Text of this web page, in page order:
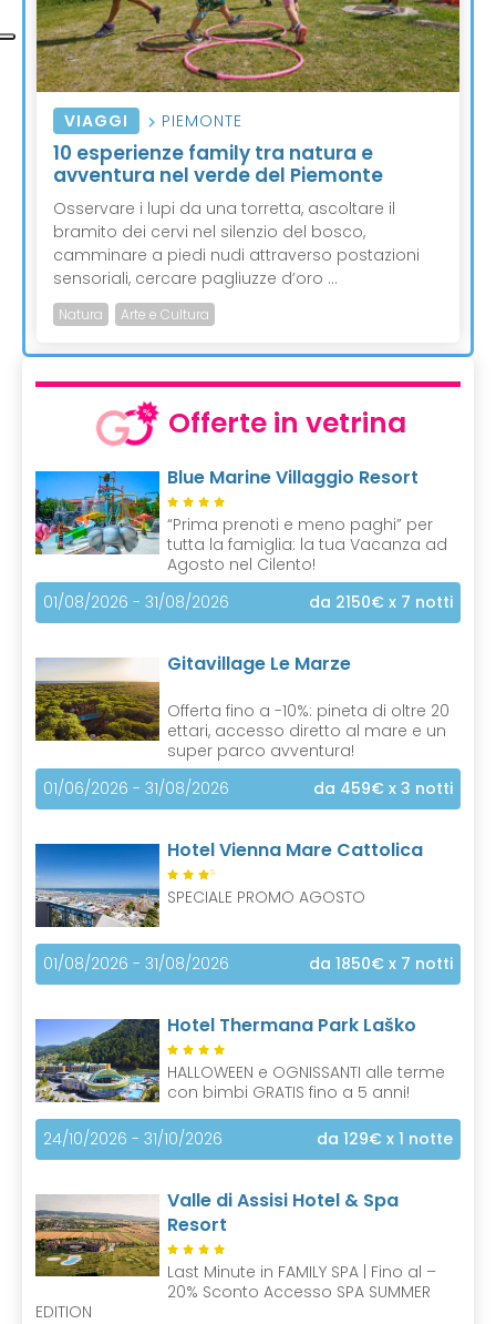
VIAGGI PIEMONTE
10 esperienze family tra natura e
avventura nel verde del Piemonte
Osservare i lupi da una torretta, ascoltare il
bramito dei cervi nel silenzio del bosco,
camminare a piedi nudi attraverso postazioni
sensoriali, cercare pagliuzze d’oro ...
Natura Arte e Cultura
Offerte in vetrina
Blue Marine Villaggio Resort
“Prima prenoti e meno paghi” per
tutta la famiglia: la tua Vacanza ad
Agosto nel Cilento!
01/08/2026 - 31/08/2026
da 2150€ x 7 notti
Gitavillage Le Marze
Offerta fino a -10%: pineta di oltre 20
ettari, accesso diretto al mare e un
super parco avventura!
01/06/2026 - 31/08/2026
da 459€ x 3 notti
Hotel Vienna Mare Cattolica
S
SPECIALE PROMO AGOSTO
01/08/2026 - 31/08/2026 da 1850€ x 7 notti
Hotel Thermana Park Laško
HALLOWEEN e OGNISSANTI alle terme
con bimbi GRATIS fino a 5 anni!
24/10/2026 - 31/10/2026 da 129€ x 1 notte
Valle di Assisi Hotel & Spa
Resort
Last Minute in FAMILY SPA | Fino al –
20% Sconto Accesso SPA SUMMER
EDITION